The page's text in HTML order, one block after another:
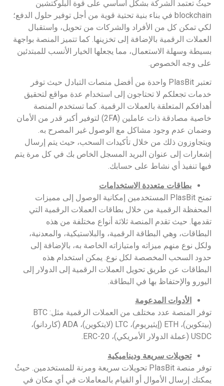
حيثُ تعتمد الشركة بشكل أساسي على قوة البلوكتشين
blockchain في بناء بنية تحتية قوية من أجل توفير حلول الدفع؛
لكي تمكن كل من الأفراد والشركات من تحويل، واستقبال
العملات الرقمية بالإضافة إلى تخزينها. كما تتميز المنصة بواجهة
بسيطة وسهلة الاستعمال، مما يجعلها الخيار الأنسب للمبتدئين
على وجه الخصوص.
تعتبر PlasBit واحدة من أفضل منصات التبادل حيث توفر
خدمات تجعلكم لا تحتاجون إلى استخدام عدة مواقع لتحقيق
أهدافكم المتعلقة بالعملات الرقمية. كما تستخدم المنصة
خاصية مصادقة ذات عاملين (2FA) لتوفير أكبر قدر من الأمان
وضمان عدم وجود مشاكل مع الوصول غير المصرح به.
ويتجاوزون ذلك من خلال تأكيدات السحب، حيث يتم إرسال
إشعارات إلى عنوان البريد المسجل الخاص بك في كل مرة يتم
فيها تنفيذ أي نشاط على حسابك.
بطاقات متعددة الاستخدامات
تمنح PlasBit المستخدمين إمكانية الوصول إلى مميزات
المحفظة الرقمية من خلال بطاقات العملات الرقمية التي
تقدمها. حيث تقدم المنصة ثلاثة أنواع مختلفة من هذه
البطاقات، وهي البطاقة الرقمية، والبلاستيكية، والمعدنية،
ولكل نوع منهم ميزاته وامتيازاته الخاصة به، بالإضافة إلى
حدود السحب المخصصة لكل نوع. يمكن استخدام هذه
البطاقات عن طريق تحويل العملات الرقمية إلى الدولار إلى
اليورو والإحتفاظ بها في البطاقة.
الأدوات المدعومة
توفر المنصة عدد مختلف من العملات الرقمية مثل: BTC
(بيتكوين)، ETH (إيثيريوم)، LTC (لايتكوين)، ADA (كاردانو)،
USDC (عملة الدولار الأمريكي)، ERC-20.
تحويلات سريعة وديناميكية
توفر منصة PlasBit تحويلات سريعة ومرنة للمستخدمين. حيثُ
يمكنك إرسال الأموال أو القيام بالمعاملات في أي مكان في